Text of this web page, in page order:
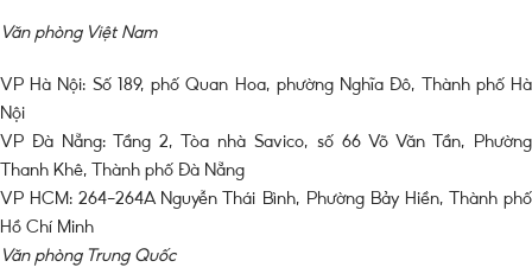
Văn phòng Việt Nam
VP Hà Nội: Số 189, phố Quan Hoa, phường Nghĩa Đô, Thành phố Hà
Nội
VP Đà Nẵng: Tầng 2, Tòa nhà Savico, số 66 Võ Văn Tần, Phường
Thanh Khê, Thành phố Đà Nẵng
VP HCM: 264-264A Nguyễn Thái Bình, Phường Bảy Hiền, Thành phố
Hồ Chí Minh
Văn phòng Trung Quốc